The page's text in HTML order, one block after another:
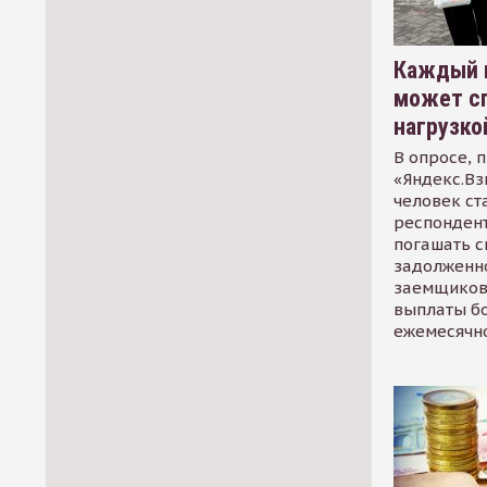
Каждый
может
В опросе,
человек
погашать
выплаты